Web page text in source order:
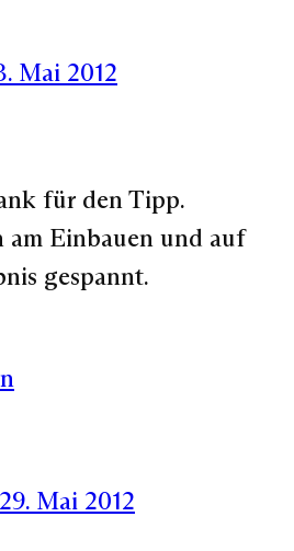
Mai 2012
für den Tipp.
am Einbauen und auf
gespannt.
29. Mai 2012